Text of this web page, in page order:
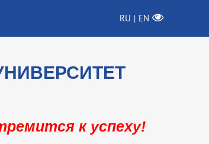
RU | EN
к успеху!